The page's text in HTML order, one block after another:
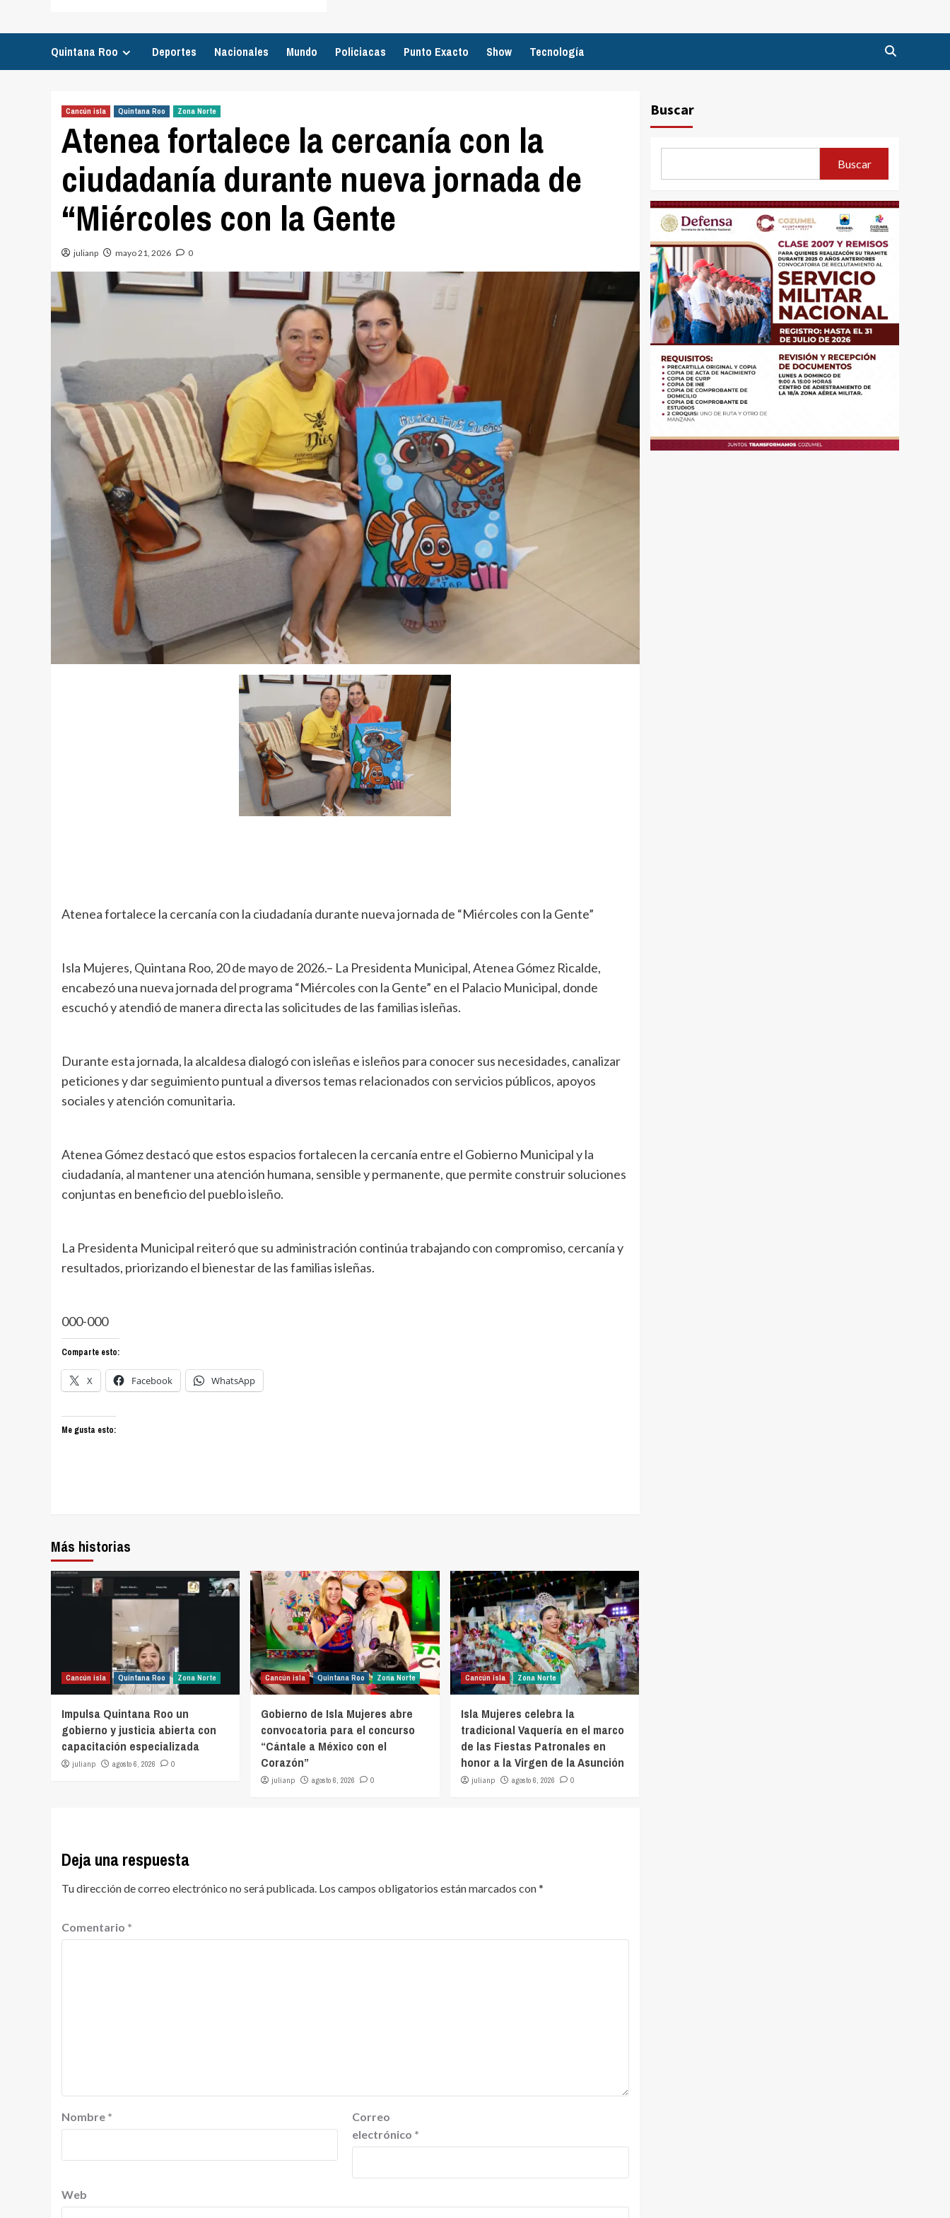
Quintana Roo Deportes Nacionales Mundo Policiacas Punto Exacto Show Tecnología
Cancún isla Quintana Roo Zona Norte
Atenea fortalece la cercanía con la
ciudadanía durante nueva jornada de
“Miércoles con la Gente
julianp mayo 21, 2026 0
Atenea fortalece la cercanía con la ciudadanía durante nueva jornada de “Miércoles con la Gente”
Isla Mujeres, Quintana Roo, 20 de mayo de 2026.– La Presidenta Municipal, Atenea Gómez Ricalde,
encabezó una nueva jornada del programa “Miércoles con la Gente” en el Palacio Municipal, donde
escuchó y atendió de manera directa las solicitudes de las familias isleñas.
Durante esta jornada, la alcaldesa dialogó con isleñas e isleños para conocer sus necesidades, canalizar
peticiones y dar seguimiento puntual a diversos temas relacionados con servicios públicos, apoyos
sociales y atención comunitaria.
Atenea Gómez destacó que estos espacios fortalecen la cercanía entre el Gobierno Municipal y la
ciudadanía, al mantener una atención humana, sensible y permanente, que permite construir soluciones
conjuntas en beneficio del pueblo isleño.
La Presidenta Municipal reiteró que su administración continúa trabajando con compromiso, cercanía y
resultados, priorizando el bienestar de las familias isleñas.
000-000
Comparte esto:
X Facebook WhatsApp
Me gusta esto:
Más historias
Cancún isla Quintana Roo Zona Norte
Impulsa Quintana Roo un
gobierno y justicia abierta con
capacitación especializada
julianp agosto 6, 2026 0
Cancún isla Quintana Roo Zona Norte
Gobierno de Isla Mujeres abre
convocatoria para el concurso
“Cántale a México con el
Corazón”
julianp agosto 6, 2026 0
Cancún isla Zona Norte
Isla Mujeres celebra la
tradicional Vaquería en el marco
de las Fiestas Patronales en
honor a la Virgen de la Asunción
julianp agosto 6, 2026 0
Deja una respuesta
Tu dirección de correo electrónico no será publicada. Los campos obligatorios están marcados con*
Comentario *
Nombre *
Correo
electrónico *
Web
Buscar
Buscar